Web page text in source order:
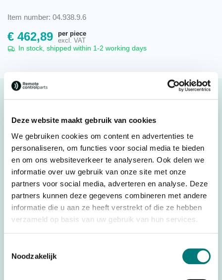
Deze website maakt gebruik van cookies
We gebruiken cookies om content en advertenties te
personaliseren, om functies voor social media te bieden
en om ons websiteverkeer te analyseren. Ook delen we
informatie over uw gebruik van onze site met onze
partners voor social media, adverteren en analyse. Deze
partners kunnen deze gegevens combineren met andere
informatie die u aan ze heeft verstrekt of die ze hebben
verzameld op basis van uw gebruik van hun services.
Noodzakelijk
Item number: 04.938.9.6
€ 462,89
per piece
excl. VAT
In stock, shipped within 1-2 working days
Description
With stainless steel clamp
Suitable for: HBC-Radiomatic® Spectrum
Specifications
Parts